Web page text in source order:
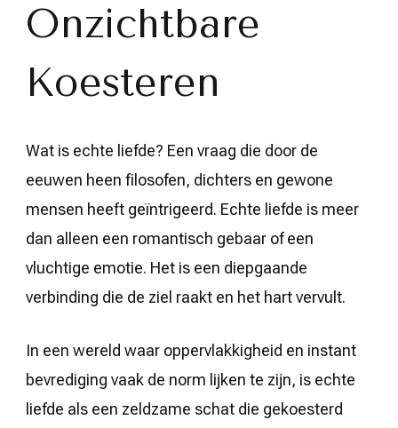
Onzichtbare
Koesteren
Wat is echte liefde? Een vraag die door de
eeuwen heen filosofen, dichters en gewone
mensen heeft geïntrigeerd. Echte liefde is meer
dan alleen een romantisch gebaar of een
vluchtige emotie. Het is een diepgaande
verbinding die de ziel raakt en het hart vervult.
In een wereld waar oppervlakkigheid en instant
bevrediging vaak de norm lijken te zijn, is echte
liefde als een zeldzame schat die gekoesterd